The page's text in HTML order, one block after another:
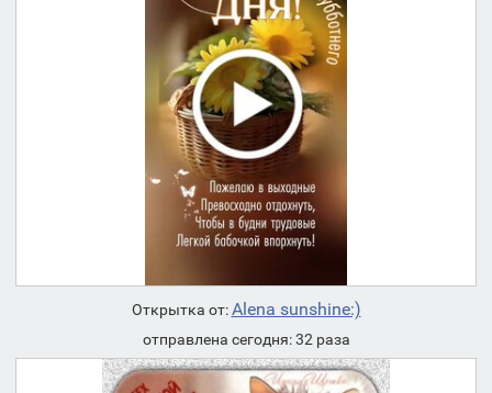
Открытка от:Alena sunshine:)
отправлена сегодня: 32 раза